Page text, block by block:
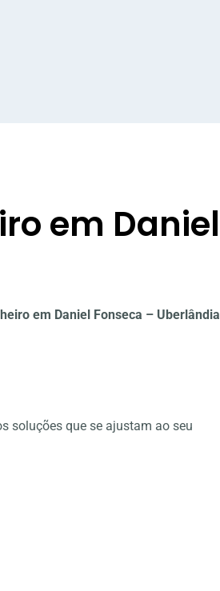
em Daniel
em Daniel Fonseca – Uberlândia
soluções que se ajustam ao seu